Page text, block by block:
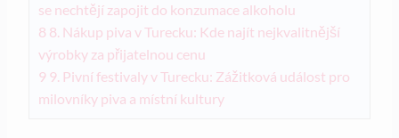
se nechtějí zapojit do konzumace alkoholu
8 8. Nákup piva v Turecku: Kde najít nejkvalitnější
výrobky za přijatelnou cenu
9 9. Pivní festivaly v Turecku: Zážitková událost pro
milovníky piva a místní kultury